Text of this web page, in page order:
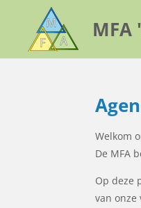
MFA
Welkom
De MFA
Op deze
van onze